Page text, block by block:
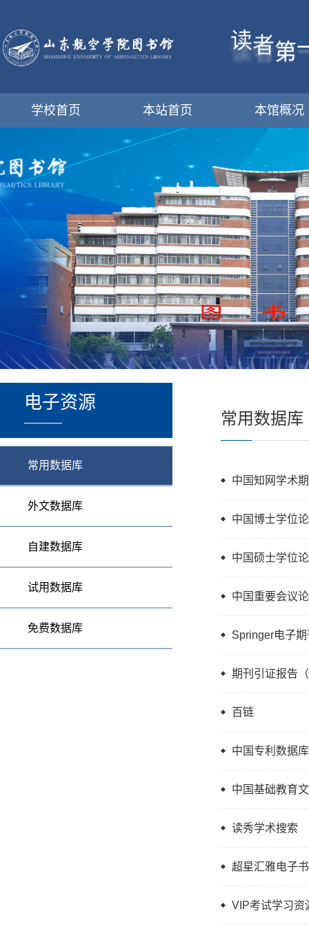
读者第
学校首页 本站首页 本馆概况
电子资源
常用数据库
外文数据库
自建数据库
试用数据库
免费数据库
常用数据库
中国知网学术
中国博士学位
中国硕士学位
中国重要会议
Springer电子
期刊引证报告
百链
中国专利数据库
中国基础教育
读秀学术搜索
超星汇雅电子书
VIP考试学习资